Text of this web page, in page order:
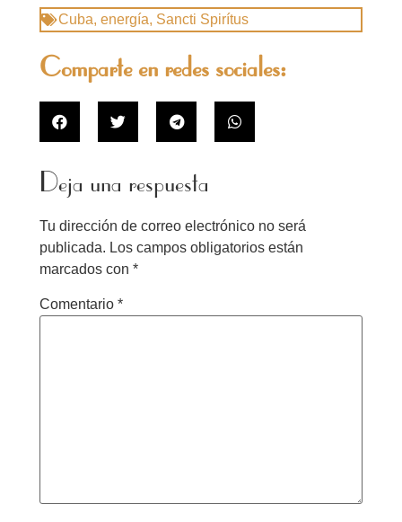
Cuba, energía, Sancti Spirítus
Comparte en redes sociales:
Deja una respuesta
Tu dirección de correo electrónico no será
publicada. Los campos obligatorios están
marcados con *
Comentario *